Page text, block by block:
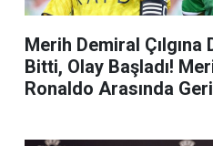
Merih Demiral Çılgına
Bitti, Olay Başladı!
Ronaldo Arasında